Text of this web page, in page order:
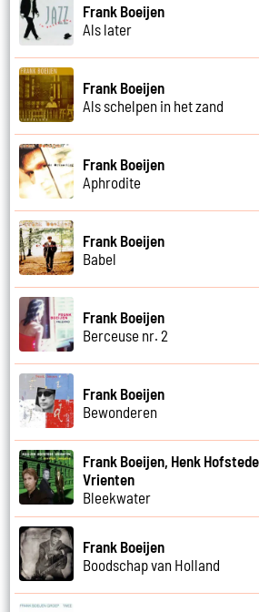
Frank Boeijen
Als later
Frank Boeijen
Als schelpen in het zand
Frank Boeijen
Aphrodite
Frank Boeijen
Babel
Frank Boeijen
Berceuse nr. 2
Frank Boeijen
Bewonderen
Frank Boeijen, Henk
Vrienten
Bleekwater
Frank Boeijen
Boodschap van Holland